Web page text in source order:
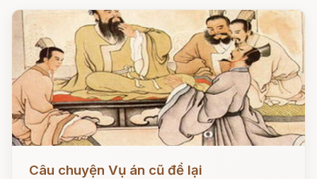
Câu chuyện Vụ án cũ để lại